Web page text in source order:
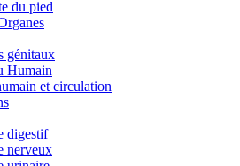
du pied
génitaux
Humain
et circulation
digestif
nerveux